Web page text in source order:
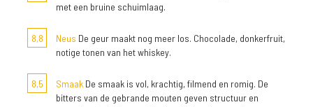
met een bruine schuimlaag.
8,8 Neus De geur maakt nog meer los. Chocolade, donkerfruit,
notige tonen van het whiskey.
8,5 Smaak De smaak is vol, krachtig, filmend en romig. De
bitters van de gebrande mouten geven structuur en